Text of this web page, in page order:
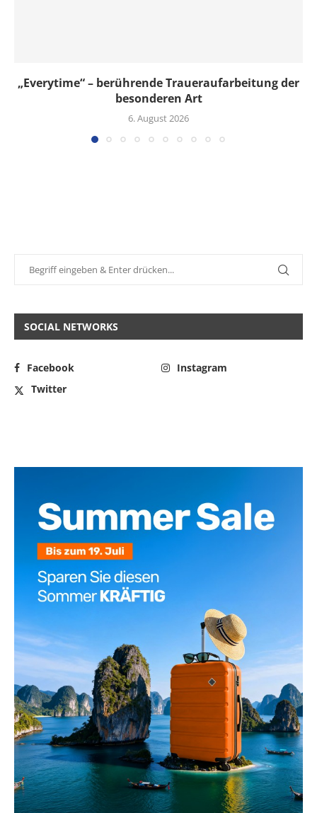
„Everytime“ – berührende Traueraufarbeitung der
besonderen Art
6. August 2026
SOCIAL NETWORKS
Facebook
Instagram
Twitter